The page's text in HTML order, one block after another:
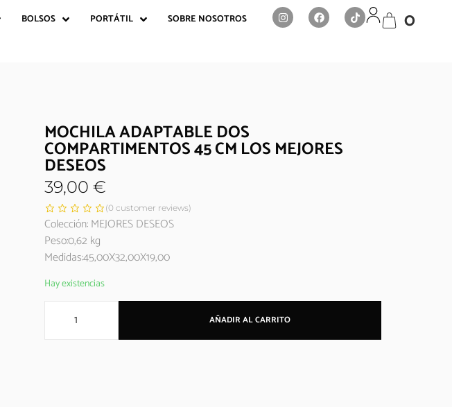
BOLSOS PORTÁTIL SOBRE NOSOTROS 0
MOCHILA ADAPTABLE DOS
COMPARTIMENTOS 45 CM LOS MEJORES
DESEOS
39,00 €
(0 customer reviews)
Colección: MEJORES DESEOS
Peso:0,62 kg
Medidas:45,00X32,00X19,00
Hay existencias
AÑADIR AL CARRITO